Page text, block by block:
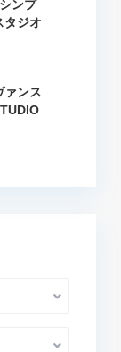
ンプ
タジオ
ァンス